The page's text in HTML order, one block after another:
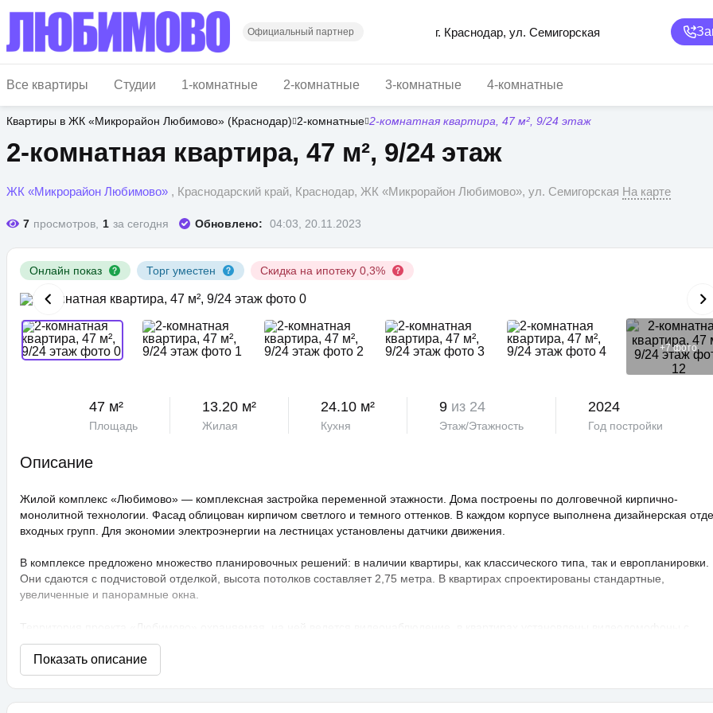
основному
содержанию
Официальный партнер г. Краснодар, ул. Семигорская
Все квартиры Студии 1-комнатные 2-комнатные 3-комнатные 4-комнатные
Квартиры в ЖК «Микрорайон Любимово» (Краснодар) 2-комнатные 2-комнатная квартира, 47 м², 9/24 этаж
2-комнатная квартира, 47 м², 9/24 этаж
ЖК «Микрорайон Любимово» , Краснодарский край, Краснодар, ЖК «Микрорайон Любимово», ул. Семигорская На карте
7 просмотров, 1 за сегодня Обновлено: 04:03, 20.11.2023
Онлайн показ Торг уместен Скидка на ипотеку 0,3%
+7 фото
47 м²
Площадь
13.20 м²
Жилая
24.10 м²
Кухня
9 из 24
Этаж/Этажность
2024
Год постройки
Описание
Жилой комплекс «Любимово» — комплексная застройка переменной этажности. Дома построены по долговечной кирпично-
монолитной технологии. Фасад облицован кирпичом светлого и темного оттенков. В каждом корпусе выполнена дизайнерская
входных групп. Для экономии электроэнергии на лестницах установлены датчики движения.
В комплексе предложено множество планировочных решений: в наличии квартиры, как классического типа, так и европланировки.
Они сдаются с подчистовой отделкой, высота потолков составляет 2,75 метра. В квартирах спроектированы стандартные,
увеличенные и панорамные окна.
распознаванием лиц и управлением через приложение. Придомовая территория благоустроена, на ней проведено озеленение по
технологии сезонного цветения, выполнен многоуровневый ландшафтный дизайн. Во дворе расположены детские и спортивные
площадки, профессиональные площадки для групповых видов спорта, зоны отдыха с беседками, спроектирован бульвар и
прогулочные аллеи, а также школа и 3 детских сада. Для автовладельцев предусмотрен крытый и гостевой паркинг.